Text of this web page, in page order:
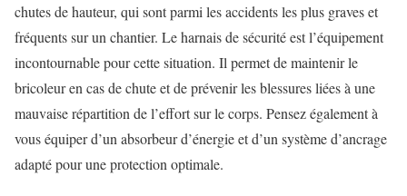
chutes de hauteur, qui sont parmi les accidents les plus graves et
fréquents sur un chantier. Le harnais de sécurité est l’équipement
incontournable pour cette situation. Il permet de maintenir le
bricoleur en cas de chute et de prévenir les blessures liées à une
mauvaise répartition de l’effort sur le corps. Pensez également à
vous équiper d’un absorbeur d’énergie et d’un système d’ancrage
adapté pour une protection optimale.